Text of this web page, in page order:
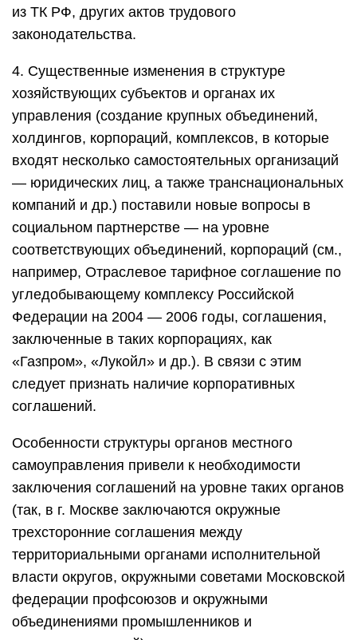
из ТК РФ, других актов трудового
законодательства.
4. Существенные изменения в структуре
хозяйствующих субъектов и органах их
управления (создание крупных объединений,
холдингов, корпораций, комплексов, в которые
входят несколько самостоятельных организаций
— юридических лиц, а также транснациональных
компаний и др.) поставили новые вопросы в
социальном партнерстве — на уровне
соответствующих объединений, корпораций (см.,
например, Отраслевое тарифное соглашение по
угледобывающему комплексу Российской
Федерации на 2004 — 2006 годы, соглашения,
заключенные в таких корпорациях, как
«Газпром», «Лукойл» и др.). В связи с этим
следует признать наличие корпоративных
соглашений.
Особенности структуры органов местного
самоуправления привели к необходимости
заключения соглашений на уровне таких органов
(так, в г. Москве заключаются окружные
трехсторонние соглашения между
территориальными органами исполнительной
власти округов, окружными советами Московской
федерации профсоюзов и окружными
объединениями промышленников и